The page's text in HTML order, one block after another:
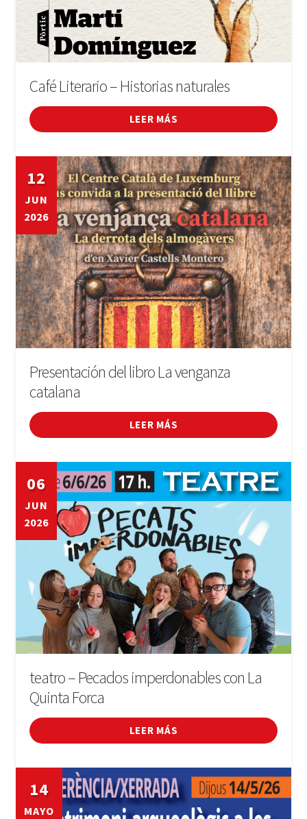
Café Literario – Historias naturales
LEER MÁS
12
JUN
2026
Presentación del libro La venganza
catalana
LEER MÁS
06
JUN
2026
teatro – Pecados imperdonables con La
Quinta Forca
LEER MÁS
14
MAYO